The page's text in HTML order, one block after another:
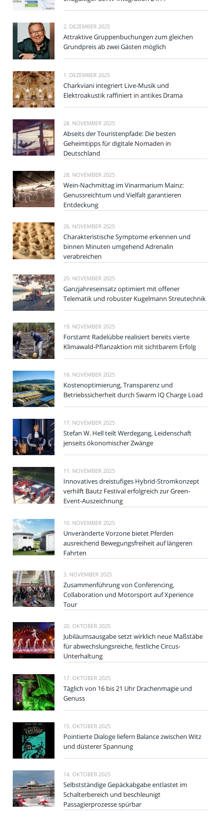
2. DEZEMBER 2025
Attraktive Gruppenbuchungen zum gleichen
Grundpreis ab zwei Gästen möglich
1. DEZEMBER 2025
Charkviani integriert Live-Musik und
Elektroakustik raffiniert in antikes Drama
28. NOVEMBER 2025
Abseits der Touristenpfade: Die besten
Geheimtipps für digitale Nomaden in
Deutschland
28. NOVEMBER 2025
Wein-Nachmittag im Vinarmarium Mainz:
Genussreichtum und Vielfalt garantieren
Entdeckung
26. NOVEMBER 2025
Charakteristische Symptome erkennen und
binnen Minuten umgehend Adrenalin
verabreichen
20. NOVEMBER 2025
Ganzjahreseinsatz optimiert mit offener
Telematik und robuster Kugelmann Streutechnik
19. NOVEMBER 2025
Forstamt Radelübbe realisiert bereits vierte
Klimawald-Pflanzaktion mit sichtbarem Erfolg
18. NOVEMBER 2025
Kostenoptimierung, Transparenz und
Betriebssicherheit durch Swarm IQ Charge Load
17. NOVEMBER 2025
Stefan W. Hell teilt Werdegang, Leidenschaft
jenseits ökonomischer Zwänge
11. NOVEMBER 2025
Innovatives dreistufiges Hybrid-Stromkonzept
verhilft Bautz Festival erfolgreich zur Green-
Event-Auszeichnung
10. NOVEMBER 2025
Unveränderte Vorzone bietet Pferden
ausreichend Bewegungsfreiheit auf längeren
Fahrten
3. NOVEMBER 2025
Zusammenführung von Conferencing,
Collaboration und Motorsport auf Xperience
Tour
20. OKTOBER 2025
Jubiläumsausgabe setzt wirklich neue Maßstäbe
für abwechslungsreiche, festliche Circus-
Unterhaltung
17. OKTOBER 2025
Täglich von 16 bis 21 Uhr Drachenmagie und
Genuss
15. OKTOBER 2025
Pointierte Dialoge liefern Balance zwischen Witz
und düsterer Spannung
14. OKTOBER 2025
Selbstständige Gepäckabgabe entlastet im
Schalterbereich und beschleunigt
Passagierprozesse spürbar